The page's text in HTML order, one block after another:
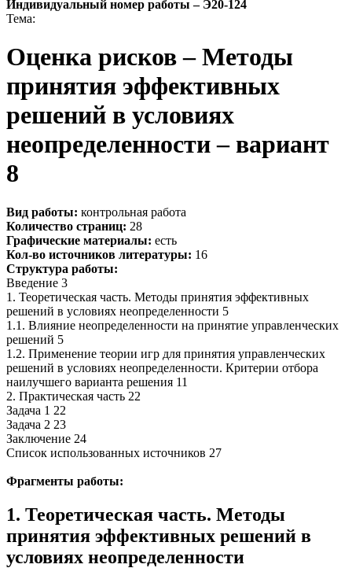
Индивидуальный номер работы – Э20-124
Тема:
Оценка рисков – Методы
принятия эффективных
решений в условиях
неопределенности – вариант
8
Вид работы: контрольная работа
Количество страниц: 28
Графические материалы: есть
Кол-во источников литературы: 16
Структура работы:
Введение 3
1. Теоретическая часть. Методы принятия эффективных
решений в условиях неопределенности 5
1.1. Влияние неопределенности на принятие управленческих
решений 5
1.2. Применение теории игр для принятия управленческих
решений в условиях неопределенности. Критерии отбора
наилучшего варианта решения 11
2. Практическая часть 22
Задача 1 22
Задача 2 23
Заключение 24
Список использованных источников 27
Фрагменты работы:
1. Теоретическая часть. Методы
принятия эффективных решений в
условиях неопределенности